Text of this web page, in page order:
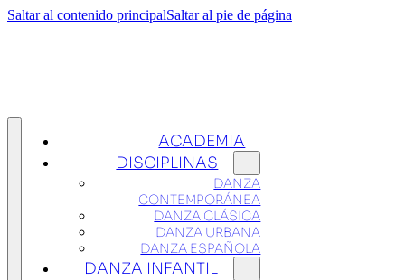
Saltar al contenido principalSaltar al pie de página
ACADEMIA
DISCIPLINAS
DANZA
CONTEMPORÁNEA
DANZA CLÁSICA
DANZA URBANA
DANZA ESPAÑOLA
DANZA INFANTIL